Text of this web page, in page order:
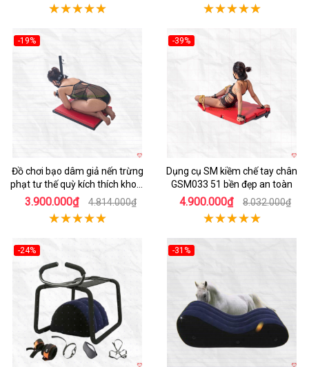
-19%
Đồ chơi bạo dâm giả nến trừng
phạt tư thế quỳ kích thích khoái
cảm
3.900.000₫ 4.814.000₫
-39%
Dụng cụ SM kiềm chế tay chân
GSM033 51 bền đẹp an toàn
4.900.000₫ 8.032.000₫
-24%
-31%